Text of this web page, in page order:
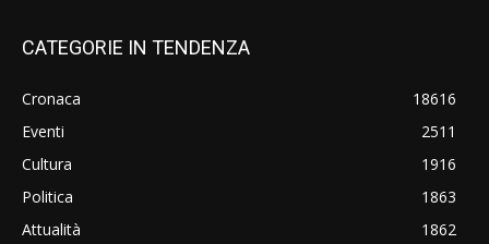
CATEGORIE IN TENDENZA
Cronaca
18616
Eventi
2511
Cultura
1916
Politica
1863
Attualità
1862